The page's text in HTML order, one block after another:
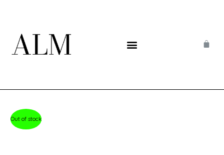
Out of stock